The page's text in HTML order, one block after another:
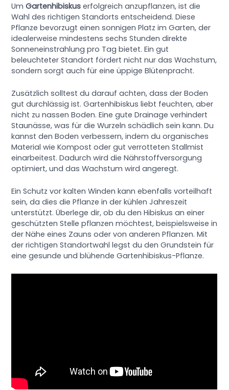
UmGartenhibiskus erfolgreich anzupflanzen, ist die
Wahl des richtigen Standorts entscheidend. Diese
Pflanze bevorzugt einen sonnigen Platz im Garten, der
idealerweise mindestens sechs Stunden direkte
Sonneneinstrahlung pro Tag bietet. Ein gut
beleuchteter Standort fördert nicht nur das Wachstum,
sondern sorgt auch für eine üppige Blütenpracht.
Zusätzlich solltest du darauf achten, dass der Boden
gut durchlässig ist. Gartenhibiskus liebt feuchten, aber
nicht zu nassen Boden. Eine gute Drainage verhindert
Staunässe, was für die Wurzeln schädlich sein kann. Du
kannst den Boden verbessern, indem du organisches
Material wie Kompost oder gut verrotteten Stallmist
einarbeitest. Dadurch wird die Nährstoffversorgung
optimiert, und das Wachstum wird angeregt.
Ein Schutz vor kalten Winden kann ebenfalls vorteilhaft
sein, da dies die Pflanze in der kühlen Jahreszeit
unterstützt. Überlege dir, ob du den Hibiskus an einer
geschützten Stelle pflanzen möchtest, beispielsweise in
der Nähe eines Zauns oder von anderen Pflanzen. Mit
der richtigen Standortwahl legst du den Grundstein für
eine gesunde und blühende Gartenhibiskus-Pflanze.